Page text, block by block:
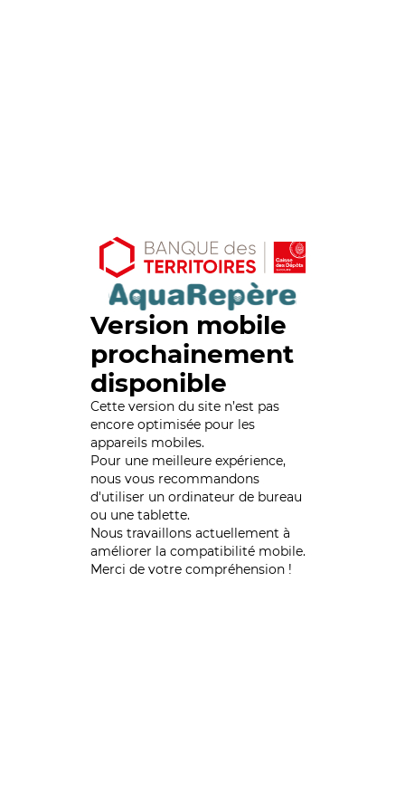
Version mobile
prochainement
disponible
Cette version du site n’est pas
encore optimisée pour les
appareils mobiles.
Pour une meilleure expérience,
nous vous recommandons
d'utiliser un ordinateur de bureau
ou une tablette.
Nous travaillons actuellement à
améliorer la compatibilité mobile.
Merci de votre compréhension !